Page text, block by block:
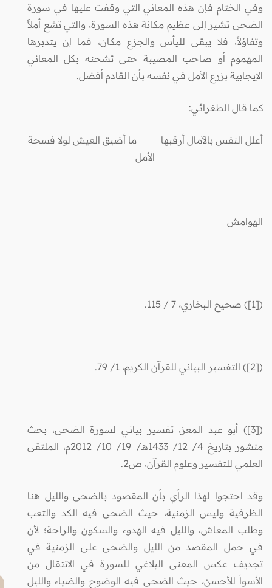
وفي الختام فإن هذه المعاني التي وقفت عليها في سورة
الضحى تشير إلى عظيم مكانة هذه السورة، والتي تشع أملاً
وتفاؤلاً، فلا يبقى لليأس والجزع مكان، فما إن يتدبرها
المهموم أو صاحب المصيبة حتى تشحنه بكل المعاني
الإيجابية بزرع الأمل في نفسه بأن القادم أفضل.
كما قال الطغرائي:
أعلل النفس بالآمال أرقبها ما أضيق العيش لولا فسحة
الأمل
الهوامش
(
[1] ) صحيح البخاري، 7 / 115.
(
[2] ) التفسير البياني للقرآن الكريم، 1/ 79.
(
[3]
) أبو عبد المعز، تفسير بياني لسورة الضحى، بحث
منشور بتاريخ 4/ 12/ 1433هـ/ 19/ 10/ 2012م، الملتقى
العلمي للتفسير وعلوم القرآن، ص2 .
وقد احتجوا لهذا الرأي بأن المقصود بالضحى والليل هنا
الظرفية وليس الزمنية، حيث الضحى فيه الكد والتعب
وطلب المعاش، والليل فيه الهدوء والسكون والراحة؛ لأن
في حمل المقصد من الليل والضحى على الزمنية في
تجديف عكس المعنى البلاغي للسورة في الانتقال من
الأسوأ للأحسن، حيث الضحى فيه الوضوح والضياء والليل